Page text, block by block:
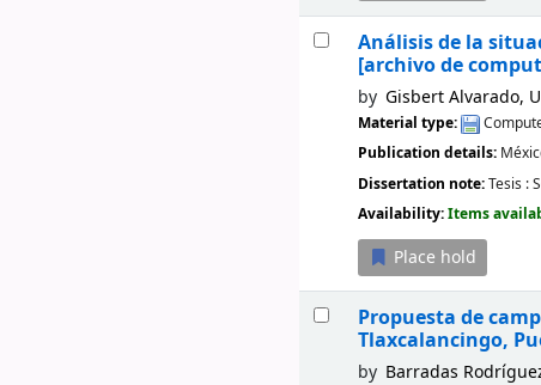
Análisis de la
[archivo de
by Gisbert Alvarado,
Material type:
Publication details:
Dissertation note:Tesis :
Availability:Items
Place hold
Propuesta de
Tlaxcalancingo,
by Barradas